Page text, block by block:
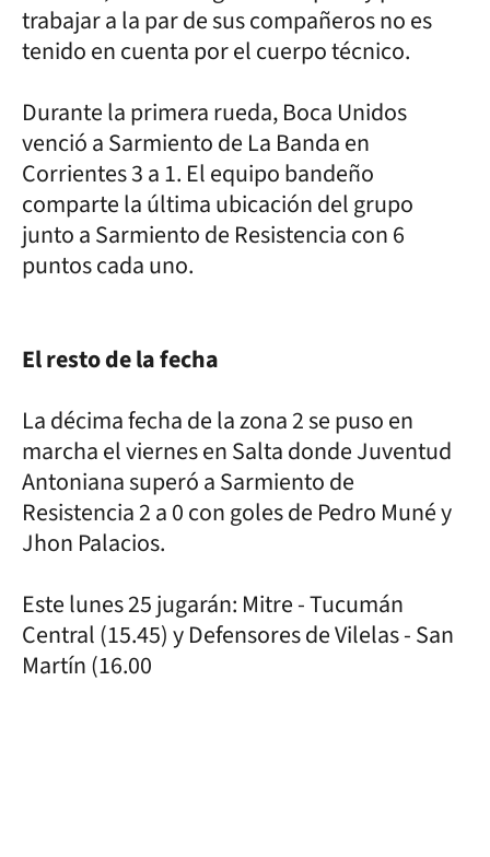
trabajar a la par de sus compañeros no es
tenido en cuenta por el cuerpo técnico.
Durante la primera rueda, Boca Unidos
venció a Sarmiento de La Banda en
Corrientes 3 a 1. El equipo bandeño
comparte la última ubicación del grupo
junto a Sarmiento de Resistencia con 6
puntos cada uno.
El resto de la fecha
La décima fecha de la zona 2 se puso en
marcha el viernes en Salta donde Juventud
Antoniana superó a Sarmiento de
Resistencia 2 a 0 con goles de Pedro Muné y
Jhon Palacios.
Este lunes 25 jugarán: Mitre - Tucumán
Central (15.45) y Defensores de Vilelas - San
Martín (16.00